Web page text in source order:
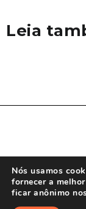
Leia
Nós usamos
fornecer a
ficar anônimo